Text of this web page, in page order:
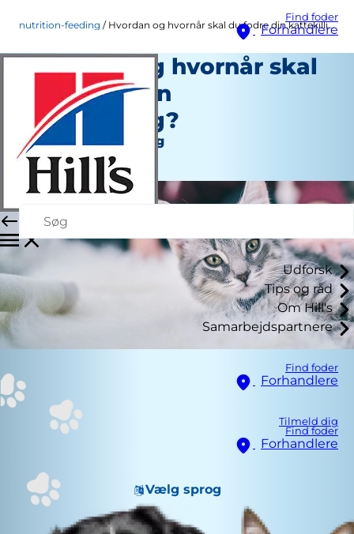
Find foder
Forhandlere
Udforsk
Tips og råd
Om Hill's
Samarbejdspartnere
Find foder
Forhandlere
Tilmeld dig
Find foder
Forhandlere
Vælg sprog
nutrition-feeding Hvordan og hvornår skal du fodre din kattekilling?
Hvordan og hvornår skal
du fodre din
kattekilling?
Ernæring og fodring
Personale Forfatter